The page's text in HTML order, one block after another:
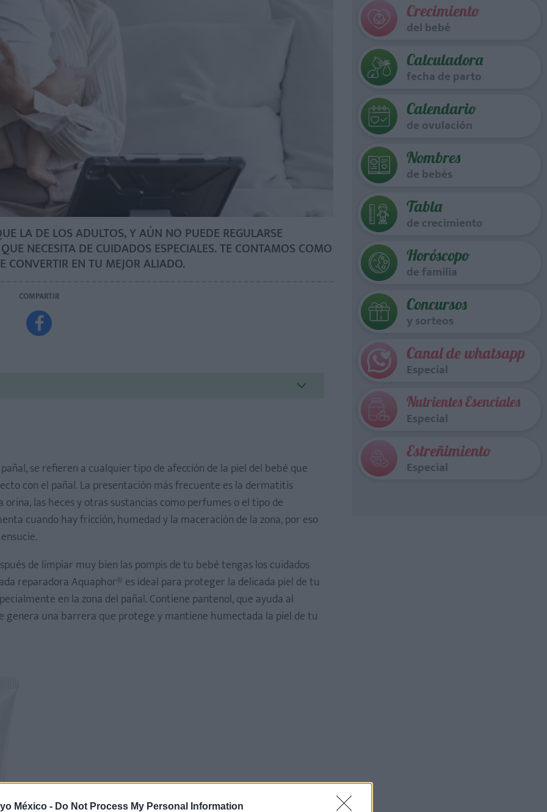
México - Do Not Process My Personal Information
LA DE LOS ADULTOS, Y AÚN NO PUEDE REGULARSE
NECESITA DE CUIDADOS ESPECIALES. TE CONTAMOS COMO
EN TU MEJOR ALIADO.
COMPARTIR

se refieren a cualquier tipo de afección de la piel del bebé que
con el pañal. La presentación más frecuente es la dermatitis
las heces y otras sustancias como perfumes o el tipo de
cuando hay fricción, humedad y la maceración de la zona, por eso
de limpiar muy bien las pompis de tu bebé tengas los cuidados
reparadora Aquaphor® es ideal para proteger la delicada piel de tu
en la zona del pañal. Contiene pantenol, que ayuda al
genera una barrera que protege y mantiene humectada la piel de tu
Crecimiento
del bebé
Calculadora
fecha de parto
Calendario
de ovulación
Nombres
de bebés
Tabla
de crecimiento
Horóscopo
de familia
Concursos
y sorteos
Canal de whatsapp
Especial
Nutrientes Esenciales
Especial
Estreñimiento
Especial